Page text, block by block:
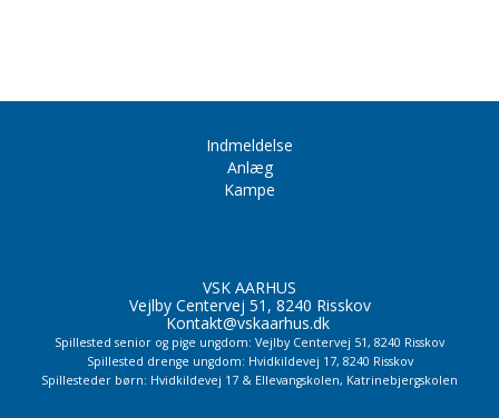
Indmeldelse
Anlæg
Kampe
VSK AARHUS
Vejlby Centervej 51, 8240 Risskov
Kontakt@vskaarhus.dk
Spillested senior og pige ungdom: Vejlby Centervej 51, 8240 Risskov
Spillested drenge ungdom: Hvidkildevej 17, 8240 Risskov
Spillesteder børn: Hvidkildevej 17 & Ellevangskolen, Katrinebjergskolen